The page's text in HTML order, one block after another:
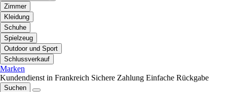
Zimmer
Kleidung
Schuhe
Spielzeug
Outdoor und Sport
Schlussverkauf
Marken
Kundendienst in Frankreich Sichere Zahlung Einfache Rückgabe
Suchen